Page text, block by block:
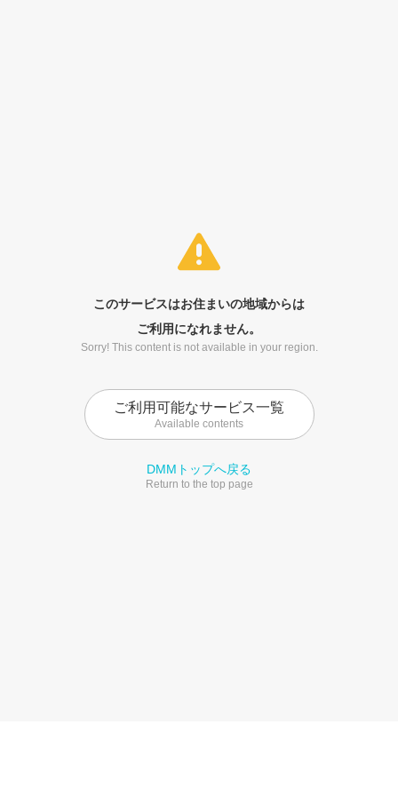
このサービスはお住まいの地域からは
ご利用になれません。
Sorry! This content is not available in your region.
ご利用可能なサービス一覧
Available contents
DMMトップへ戻る
Return to the top page